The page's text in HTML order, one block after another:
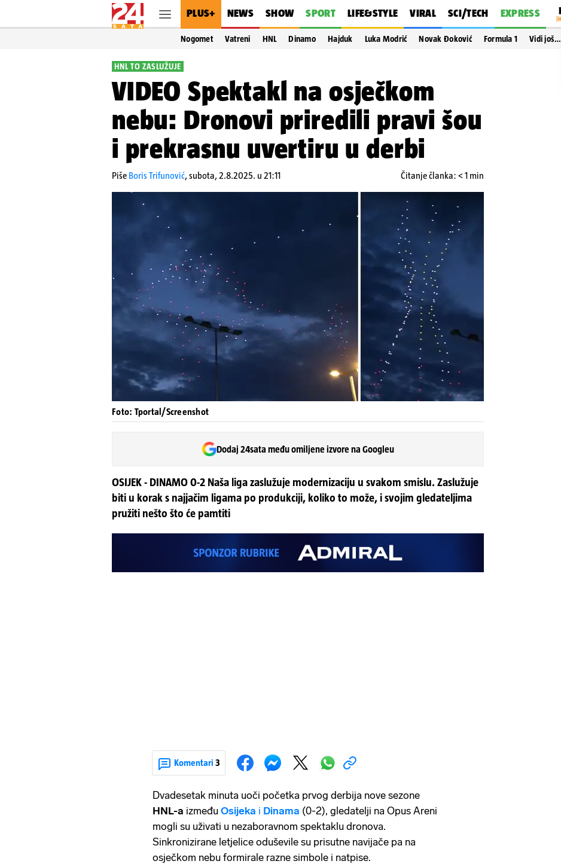
PLUS+ NEWS SHOW SPORT LIFE&STYLE VIRAL SCI/TECH EXPRESS
Nogomet Vatreni HNL Dinamo Hajduk Luka Modrić Novak Đoković Formula 1 Vidi još…
HNL TO ZASLUŽUJE
VIDEO Spektakl na osječkom
nebu: Dronovi priredili pravi šou
i prekrasnu uvertiru u derbi
Piše Boris Trifunović,subota, 2.8.2025. u 21:11 Čitanje članka: < 1 min
Foto: Tportal/Screenshot
Dodaj 24sata među omiljene izvore na Googleu
OSIJEK - DINAMO 0-2 Naša liga zaslužuje modernizaciju u svakom smislu. Zaslužuje
biti u korak s najjačim ligama po produkciji, koliko to može, i svojim gledateljima
pružiti nešto što će pamtiti
Komentari 3
Dvadesetak minuta uoči početka prvog derbija nove sezone
HNL-a između Osijeka i Dinama (0-2), gledatelji na Opus Areni
mogli su uživati u nezaboravnom spektaklu dronova.
Sinkronizirane letjelice oduševile su prisutne navijače pa na
osječkom nebu formirale razne simbole i natpise.